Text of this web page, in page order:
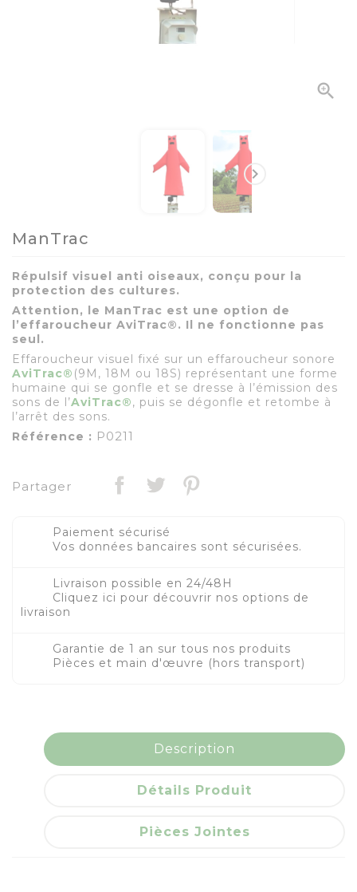


ManTrac
Répulsif visuel anti oiseaux, conçu pour la
protection des cultures.
Attention, le ManTrac est une option de
l’effaroucheur AviTrac®. Il ne fonctionne pas
seul.
Effaroucheur visuel fixé sur un effaroucheur sonore
AviTrac® (9M, 18M ou 18S) représentant une forme
humaine qui se gonfle et se dresse à l’émission des
sons de l’AviTrac®, puis se dégonfle et retombe à
l’arrêt des sons.
Référence : P0211
Partager
Paiement sécurisé
Vos données bancaires sont sécurisées.
Livraison possible en 24/48H
Cliquez ici pour découvrir nos options de
livraison
Garantie de 1 an sur tous nos produits
Pièces et main d'œuvre (hors transport)
Description
Détails Produit
Pièces Jointes